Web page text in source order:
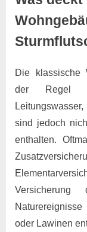
Die klassische
der Regel
sind jedoch
enthalten.
oder Lawinen